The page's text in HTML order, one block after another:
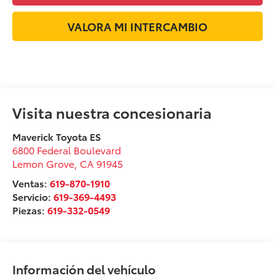
VALORA MI INTERCAMBIO
Visita nuestra concesionaria
Maverick Toyota ES
6800 Federal Boulevard
Lemon Grove CA 91945
Ventas:619-870-1910
Servicio:619-369-4493
Piezas:619-332-0549
Información del vehículo